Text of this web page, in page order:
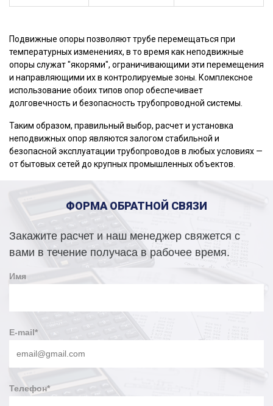
Подвижные опоры позволяют трубе перемещаться при
температурных изменениях, в то время как неподвижные
опоры служат "якорями", ограничивающими эти перемещения
и направляющими их в контролируемые зоны. Комплексное
использование обоих типов опор обеспечивает
долговечность и безопасность трубопроводной системы.
Таким образом, правильный выбор, расчет и установка
неподвижных опор являются залогом стабильной и
безопасной эксплуатации трубопроводов в любых условиях —
от бытовых сетей до крупных промышленных объектов.
ФОРМА ОБРАТНОЙ СВЯЗИ
Закажите расчет и наш менеджер свяжется с
вами в течение получаса в рабочее время.
Имя
E-mail*
Телефон*